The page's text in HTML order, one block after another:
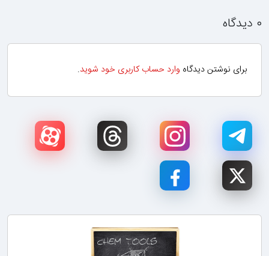
۰ دیدگاه
برای نوشتن دیدگاه وارد حساب کاربری خود شوید.